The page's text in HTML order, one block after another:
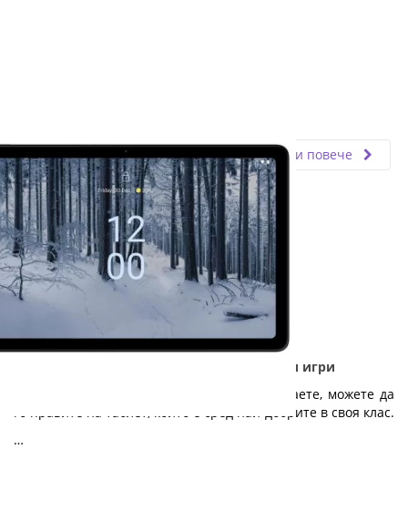
Прочети повече
Nokia T21 - Дълготраен таблет за работа и игри
Независимо дали работите, учите или играете, можете да
го правите на таблет, който е сред най-добрите в своя клас.
…